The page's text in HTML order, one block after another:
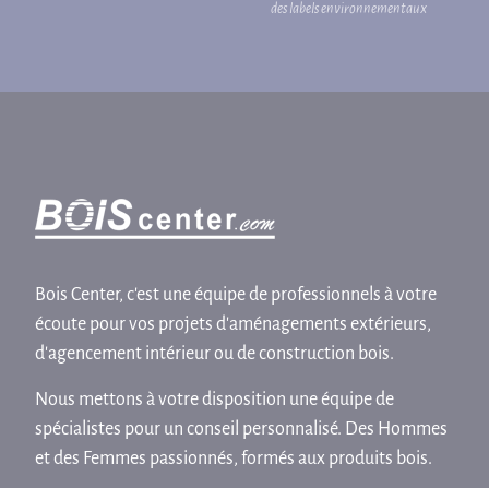
des labels environnementaux
Bois Center, c'est une équipe de professionnels à votre
écoute pour vos projets d'aménagements extérieurs,
d'agencement intérieur ou de construction bois.
Nous mettons à votre disposition une équipe de
spécialistes pour un conseil personnalisé. Des Hommes
et des Femmes passionnés, formés aux produits bois.